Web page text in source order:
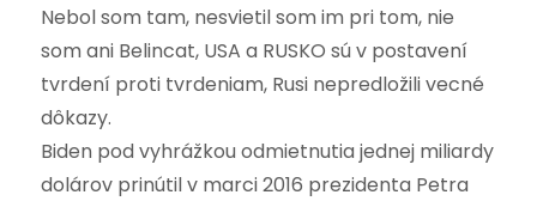
Nebol som tam, nesvietil som im pri tom, nie
som ani Belincat, USA a RUSKO sú v postavení
tvrdení proti tvrdeniam, Rusi nepredložili vecné
dôkazy.
Biden pod vyhrážkou odmietnutia jednej miliardy
dolárov prinútil v marci 2016 prezidenta Petra